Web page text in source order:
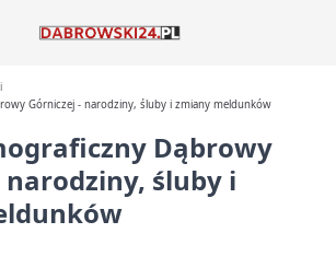
Górniczej - narodziny, śluby i zmiany meldunków
Dąbrowy
narodziny, śluby i